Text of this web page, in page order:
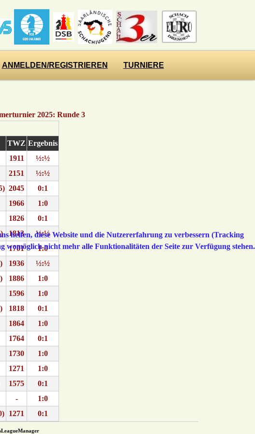
ANMELDEN/REGISTRIEREN TURNIERE
2025: Runde 3
TWZ Ergebnis
1911
½:½
2151
½:½
2045
0:1
1966
1:0
1826
0:1
1813
½:½
1701
1:0
1936
½:½
1886
1:0
1596
1:0
1818
0:1
1864
1:0
1764
0:1
1730
1:0
1271
1:0
1575
0:1
-
1:0
1271 0:1
helfen, diese Website und die Nutzererfahrung zu verbessern (Tracking
womöglich nicht mehr alle Funktionalitäten der Seite zur Verfügung stehen.